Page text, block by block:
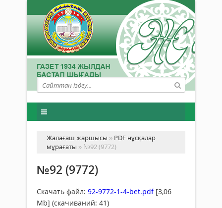
Жалағаш жаршысы » PDF нұсқалар
мұрағаты » №92 (9772)
№92 (9772)
Скачать файл: 92-9772-1-4-bet.pdf[3,06
Mb] (cкачиваний: 41)